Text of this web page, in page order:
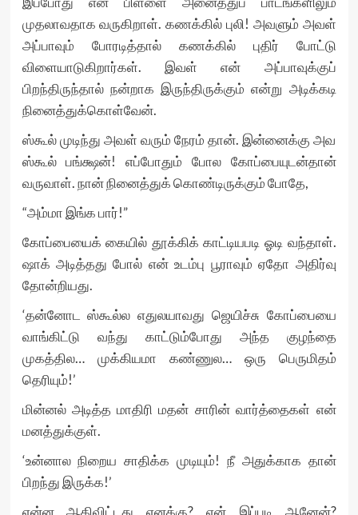
முதலாவதாக வருகிறாள். கணக்கில் புலி! அவளும் அவள்
அப்பாவும் போரடித்தால் கணக்கில் புதிர் போட்டு
விளையாடுகிறார்கள். இவள் என் அப்பாவுக்குப்
பிறந்திருந்தால் நன்றாக இருந்திருக்கும் என்று அடிக்கடி
நினைத்துக்கொள்வேன்.
ஸ்கூல் முடிந்து அவள் வரும் நேரம் தான். இன்னைக்கு அவ
ஸ்கூல் பங்க்ஷன்! எப்போதும் போல கோப்பையுடன்தான்
வருவாள். நான் நினைத்துக் கொண்டிருக்கும் போதே,
“அம்மா இங்க பார்!”
கோப்பையைக் கையில் தூக்கிக் காட்டியபடி ஓடி வந்தாள்.
ஷாக் அடித்தது போல் என் உடம்பு பூராவும் ஏதோ அதிர்வு
தோன்றியது.
‘தன்னோட ஸ்கூல்ல எதுலயாவது ஜெயிச்சு கோப்பையை
வாங்கிட்டு வந்து காட்டும்போது அந்த குழந்தை
முகத்தில… முக்கியமா கண்ணுல… ஒரு பெருமிதம்
தெரியும்!’
மின்னல் அடித்த மாதிரி மதன் சாரின் வார்த்தைகள் என்
மனத்துக்குள்.
‘உன்னால நிறைய சாதிக்க முடியும்! நீ அதுக்காக தான்
பிறந்து இருக்க!’
என்ன ஆகிவிட்டது எனக்கு? ஏன் இப்படி ஆனேன்?